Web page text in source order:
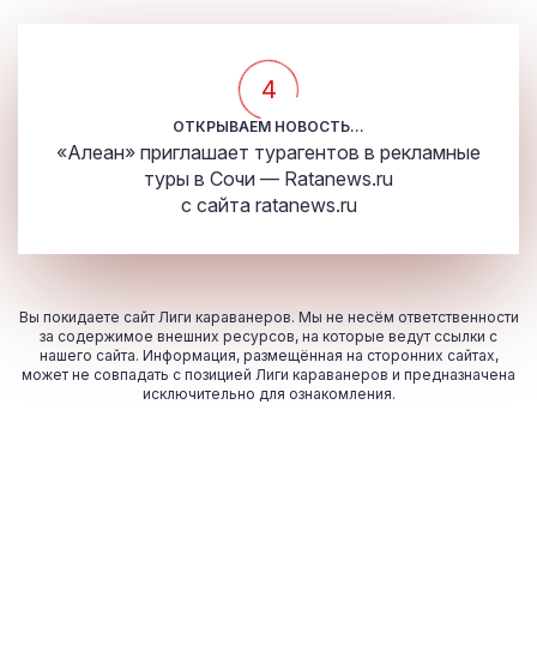
4
ОТКРЫВАЕМ НОВОСТЬ...
«Алеан» приглашает турагентов в рекламные
туры в Сочи — Ratanews.ru
с сайта ratanews.ru
Вы покидаете сайт Лиги караванеров. Мы не несём ответственности
за содержимое внешних ресурсов, на которые ведут ссылки с
нашего сайта. Информация, размещённая на сторонних сайтах,
может не совпадать с позицией Лиги караванеров и предназначена
исключительно для ознакомления.